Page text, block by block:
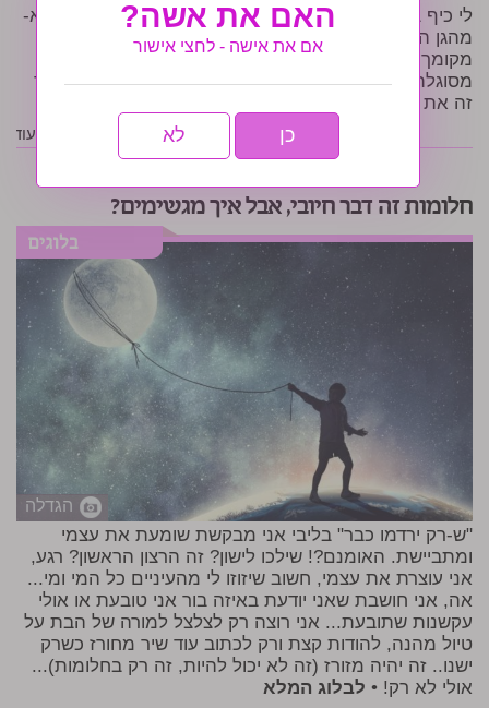
לי כיף באותה עבודה, בגילוי לב, אמרתי תודה. ופתאום היא-
מהגן השני, באה "לגלות" לי מי אני? "את כזו מוכשרת, אך
מקומך לא כאן, את כזו מבוזבזת לא מבינה עניין. את
מסוגלת, להגיע לקריירה משובחת... אז למה "רק" בתפקיד
זה את מונחת?... •
קראי עוד
חלומות זה דבר חיובי, אבל איך מגשימים?
הגדלה
"ש-רק ירדמו כבר" בליבי אני מבקשת שומעת את עצמי
ומתביישת. האומנם?! שילכו לישון? זה הרצון הראשון? רגע,
אני עוצרת את עצמי, חשוב שיזוזו לי מהעיניים כל המי ומי...
אה, אני חושבת שאני יודעת באיזה בור אני טובעת או אולי
עקשנות שתובעת... אני רוצה רק לצלצל למורה של הבת על
טיול מהנה, להודות קצת ורק לכתוב עוד שיר מחורז כשרק
ישנו.. זה יהיה מזורז (זה לא יכול להיות, זה רק בחלומות)...
אולי לא רק! • לבלוג המלא
האם את אשה?
אם את אישה - לחצי אישור
כן לא